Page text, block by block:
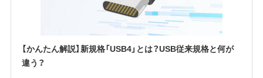
【かんたん解説】新規格「USB4」とは？USB従来規格と何が
違う？